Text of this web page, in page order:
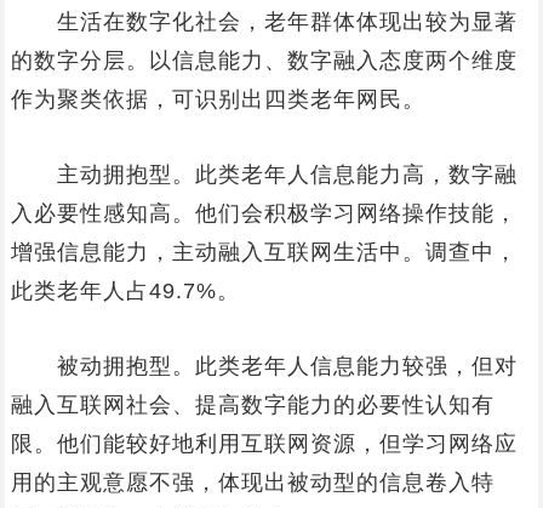
生活在数字化社会，老年群体体现出较为显著
的数字分层。以信息能力、数字融入态度两个维度
作为聚类依据，可识别出四类老年网民。
主动拥抱型。此类老年人信息能力高，数字融
入必要性感知高。他们会积极学习网络操作技能，
增强信息能力，主动融入互联网生活中。调查中，
此类老年人占49.7%。
被动拥抱型。此类老年人信息能力较强，但对
融入互联网社会、提高数字能力的必要性认知有
限。他们能较好地利用互联网资源，但学习网络应
用的主观意愿不强，体现出被动型的信息卷入特